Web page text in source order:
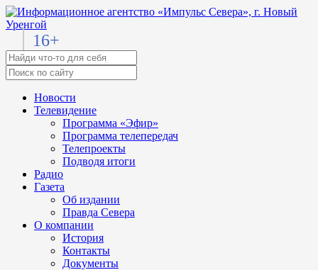
16+
Новости
Телевидение
Программа «Эфир»
Программа телепередач
Телепроекты
Подводя итоги
Радио
Газета
Об издании
Правда Севера
О компании
История
Контакты
Документы